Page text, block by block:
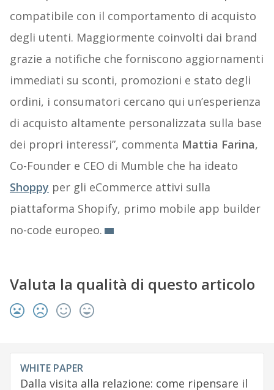
compatibile con il comportamento di acquisto
degli utenti. Maggiormente coinvolti dai brand
grazie a notifiche che forniscono aggiornamenti
immediati su sconti, promozioni e stato degli
ordini, i consumatori cercano qui un’esperienza
di acquisto altamente personalizzata sulla base
dei propri interessi”, commenta Mattia Farina,
Co-Founder e CEO di Mumble che ha ideato
Shoppy per gli eCommerce attivi sulla
piattaforma Shopify, primo mobile app builder
no-code europeo.
Valuta la qualità di questo articolo
WHITE PAPER
Dalla visita alla relazione: come ripensare il